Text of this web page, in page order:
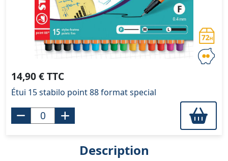
14,90 € TTC
Étui 15 stabilo point 88 format special
Description